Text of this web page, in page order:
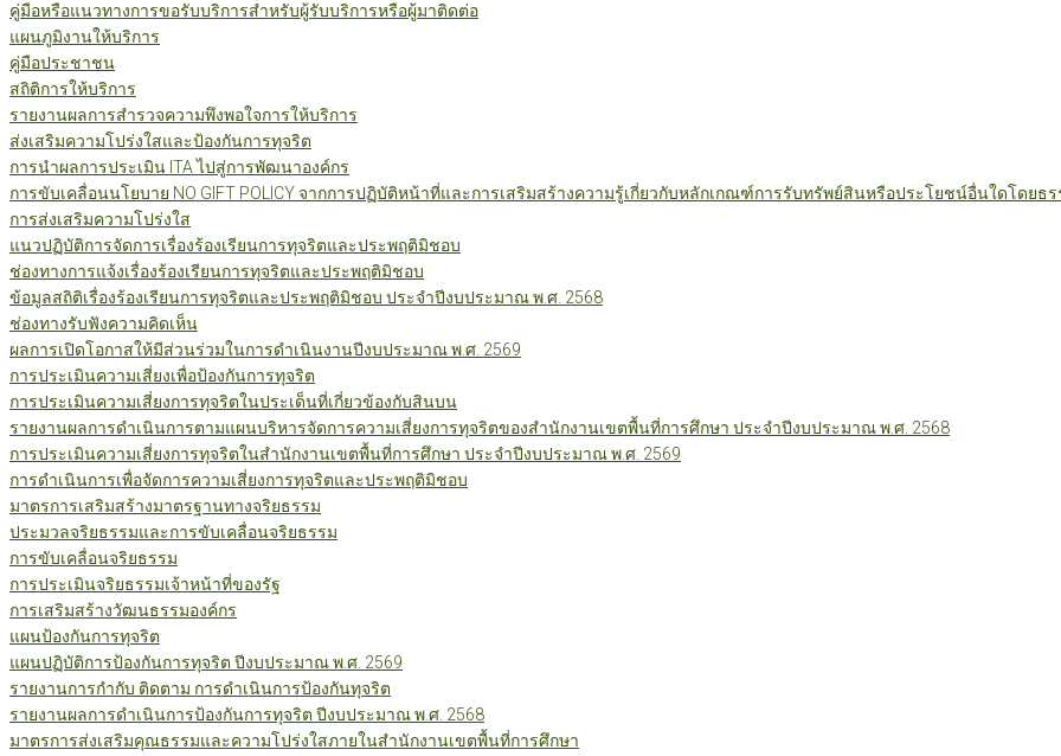
คู่มือหรือแนวทางการขอรับบริการสำหรับผู้รับบริการหรือผู้มาติดต่อ
แผนภูมิงานให้บริการ
คู่มือประชาชน
สถิติการให้บริการ
รายงานผลการสำรวจความพึงพอใจการให้บริการ
ส่งเสริมความโปร่งใสและป้องกันการทุจริต
การนำผลการประเมิน ITA ไปสู่การพัฒนาองค์กร
การขับเคลื่อนนโยบาย NO GIFT POLICY จากการปฏิบัติหน้าที่และการเสริมสร้างความรู้เกี่ยวกับหลักเกณฑ์การรับทรัพย์สินหรือประโยชน์อื่นใดโดยธ
การส่งเสริมความโปร่งใส
แนวปฏิบัติการจัดการเรื่องร้องเรียนการทุจริตและประพฤติมิชอบ
ช่องทางการแจ้งเรื่องร้องเรียนการทุจริตและประพฤติมิชอบ
ข้อมูลสถิติเรื่องร้องเรียนการทุจริตและประพฤติมิชอบ ประจำปีงบประมาณ พ.ศ. 2568
ช่องทางรับฟังความคิดเห็น
ผลการเปิดโอกาสให้มีส่วนร่วมในการดำเนินงานปีงบประมาณ พ.ศ. 2569
การประเมินความเสี่ยงเพื่อป้องกันการทุจริต
การประเมินความเสี่ยงการทุจริตในประเด็นที่เกี่ยวข้องกับสินบน
รายงานผลการดำเนินการตามแผนบริหารจัดการความเสี่ยงการทุจริตของสำนักงานเขตพื้นที่การศึกษา ประจำปีงบประมาณ พ.ศ. 2568
การประเมินความเสี่ยงการทุจริตในสำนักงานเขตพื้นที่การศึกษา ประจำปีงบประมาณ พ.ศ. 2569
การดำเนินการเพื่อจัดการความเสี่ยงการทุจริตและประพฤติมิชอบ
มาตรการเสริมสร้างมาตรฐานทางจริยธรรม
ประมวลจริยธรรมและการขับเคลื่อนจริยธรรม
การขับเคลื่อนจริยธรรม
การประเมินจริยธรรมเจ้าหน้าที่ของรัฐ
การเสริมสร้างวัฒนธรรมองค์กร
แผนป้องกันการทุจริต
แผนปฏิบัติการป้องกันการทุจริต ปีงบประมาณ พ.ศ. 2569
รายงานการกำกับ ติดตาม การดำเนินการป้องกันทุจริต
รายงานผลการดำเนินการป้องกันการทุจริต ปีงบประมาณ พ.ศ. 2568
มาตรการส่งเสริมคุณธรรมและความโปร่งใสภายในสำนักงานเขตพื้นที่การศึกษา